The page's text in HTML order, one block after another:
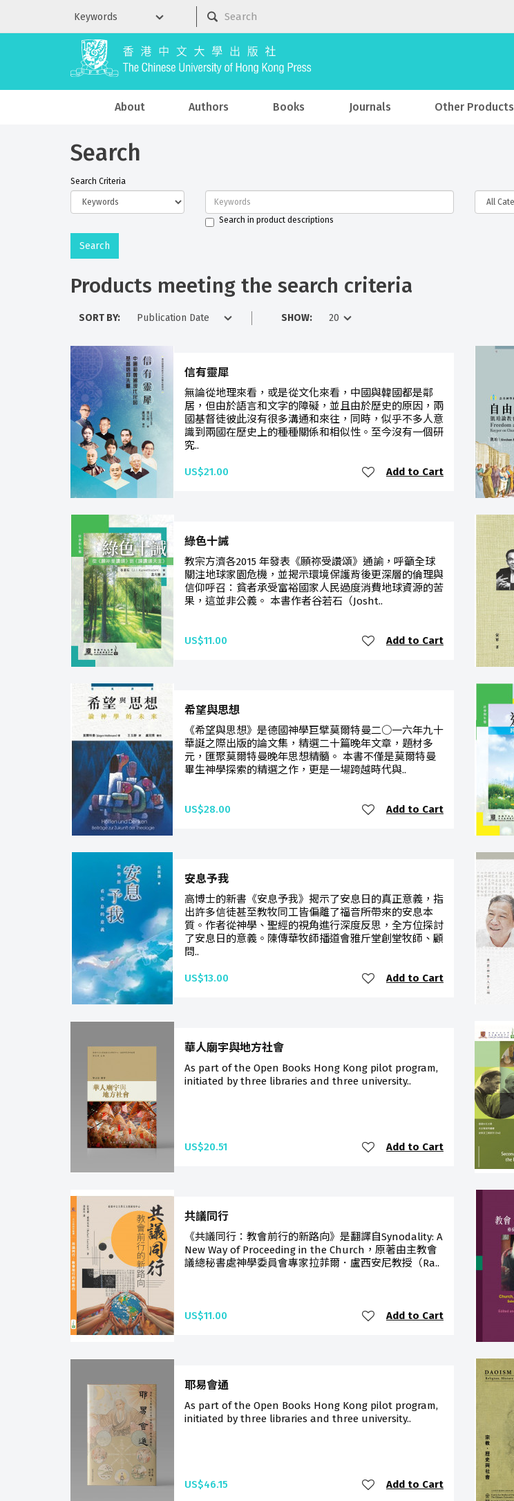
About Authors Books Journals Other Products
Search
Search Criteria
Search in product descriptions
Products meeting the search criteria
SORT BY: SHOW:
信有靈犀
無論從地理來看，或是從文化來看，中國與韓國都是鄰
居，但由於語言和文字的障礙，並且由於歷史的原因，兩
國基督徒彼此沒有很多溝通和來往，同時，似乎不多人意
識到兩國在歷史上的種種關係和相似性。至今沒有一個研
究..
US$21.00 Add to Cart
綠色十誡
教宗方濟各2015 年發表《願祢受讚頌》通諭，呼籲全球
關注地球家園危機，並揭示環境保護背後更深層的倫理與
信仰呼召：貧者承受富裕國家人民過度消費地球資源的苦
果，這並非公義。 本書作者谷若石（Josht..
US$11.00 Add to Cart
希望與思想
《希望與思想》是德國神學巨擘莫爾特曼二○一六年九十
華誕之際出版的論文集，精選二十篇晚年文章，題材多
元，匯聚莫爾特曼晚年思想精髓。 本書不僅是莫爾特曼
畢生神學探索的精選之作，更是一場跨越時代與..
US$28.00 Add to Cart
安息予我
高博士的新書《安息予我》揭示了安息日的真正意義，指
出許多信徒甚至教牧同工皆偏離了福音所帶來的安息本
質。作者從神學、聖經的視角進行深度反思，全方位探討
了安息日的意義。陳傳華牧師播道會雅斤堂創堂牧師、顧
問..
US$13.00 Add to Cart
華人廟宇與地方社會
As part of the Open Books Hong Kong pilot program,
initiated by three libraries and three university..
US$20.51 Add to Cart
共議同行
《共議同行：教會前行的新路向》是翻譯自Synodality: A
New Way of Proceeding in the Church，原著由主教會
議總秘書處神學委員會專家拉菲爾．盧西安尼教授（Ra..
US$11.00 Add to Cart
耶易會通
As part of the Open Books Hong Kong pilot program,
initiated by three libraries and three university..
US$46.15 Add to Cart